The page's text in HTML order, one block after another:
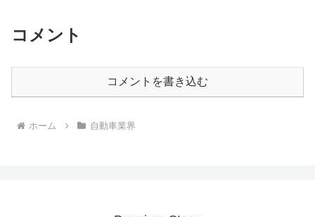
コメント
コメントを書き込む
ホーム 自動車業界